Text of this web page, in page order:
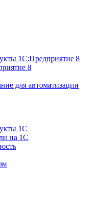
1С:Предприятие 8
8
для автоматизации
1С
на 1С